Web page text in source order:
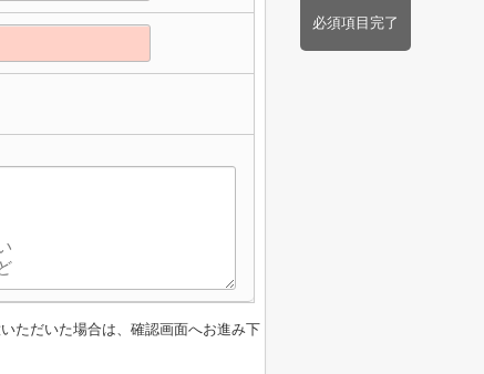
必須項目完了
ただいた場合は、確認画面へお進み下